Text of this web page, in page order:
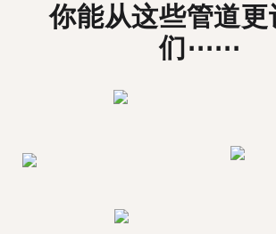
你能从这些管道更
们⋯⋯